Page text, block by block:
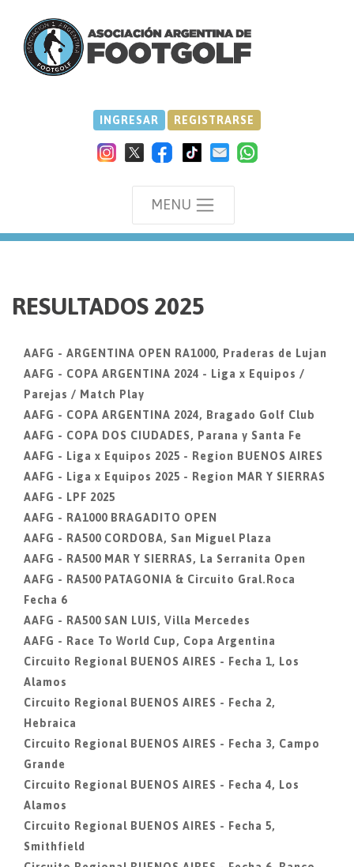
INGRESAR REGISTRARSE
MENU
RESULTADOS 2025
AAFG - ARGENTINA OPEN RA1000, Praderas de Lujan
AAFG - COPA ARGENTINA 2024 - Liga x Equipos /
Parejas / Match Play
AAFG - COPA ARGENTINA 2024, Bragado Golf Club
AAFG - COPA DOS CIUDADES, Parana y Santa Fe
AAFG - Liga x Equipos 2025 - Region BUENOS AIRES
AAFG - Liga x Equipos 2025 - Region MAR Y SIERRAS
AAFG - LPF 2025
AAFG - RA1000 BRAGADITO OPEN
AAFG - RA500 CORDOBA, San Miguel Plaza
AAFG - RA500 MAR Y SIERRAS, La Serranita Open
AAFG - RA500 PATAGONIA & Circuito Gral.Roca
Fecha 6
AAFG - RA500 SAN LUIS, Villa Mercedes
AAFG - Race To World Cup, Copa Argentina
Circuito Regional BUENOS AIRES - Fecha 1, Los
Alamos
Circuito Regional BUENOS AIRES - Fecha 2,
Hebraica
Circuito Regional BUENOS AIRES - Fecha 3, Campo
Grande
Circuito Regional BUENOS AIRES - Fecha 4, Los
Alamos
Circuito Regional BUENOS AIRES - Fecha 5,
Smithfield